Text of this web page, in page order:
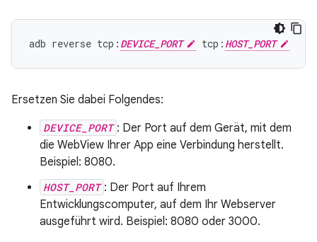
adb reverse tcp: DEVICE_PORT tcp: HOST_PORT
Ersetzen Sie dabei Folgendes:
DEVICE_PORT : Der Port auf dem Gerät, mit dem
die WebView Ihrer App eine Verbindung herstellt.
Beispiel: 8080.
HOST_PORT : Der Port auf Ihrem
Entwicklungscomputer, auf dem Ihr Webserver
ausgeführt wird. Beispiel: 8080 oder 3000.